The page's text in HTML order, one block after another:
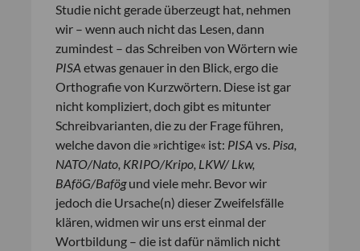
Studie nicht gerade überzeugt hat, nehmen
wir – wenn auch nicht das Lesen, dann
zumindest – das Schreiben von Wörtern wie
PISA etwas genauer in den Blick, ergo die
Orthografie von Kurzwörtern. Diese ist gar
nicht kompliziert, doch gibt es mitunter
Schreibvarianten, die zu der Frage führen,
welche davon die »richtige« ist: PISA vs. Pisa,
NATO/Nato, KRIPO/Kripo, LKW/ Lkw,
BAföG/Bafögund viele mehr. Bevor wir
jedoch die Ursache(n) dieser Zweifelsfälle
klären, widmen wir uns erst einmal der
Wortbildung – die ist dafür nämlich nicht